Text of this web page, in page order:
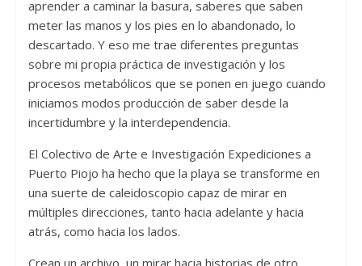
aprender a caminar la basura, saberes que saben
meter las manos y los pies en lo abandonado, lo
descartado. Y eso me trae diferentes preguntas
sobre mi propia práctica de investigación y los
procesos metabólicos que se ponen en juego cuando
iniciamos modos producción de saber desde la
incertidumbre y la interdependencia.
El Colectivo de Arte e Investigación Expediciones a
Puerto Piojo ha hecho que la playa se transforme en
una suerte de caleidoscopio capaz de mirar en
múltiples direcciones, tanto hacia adelante y hacia
atrás, como hacia los lados.